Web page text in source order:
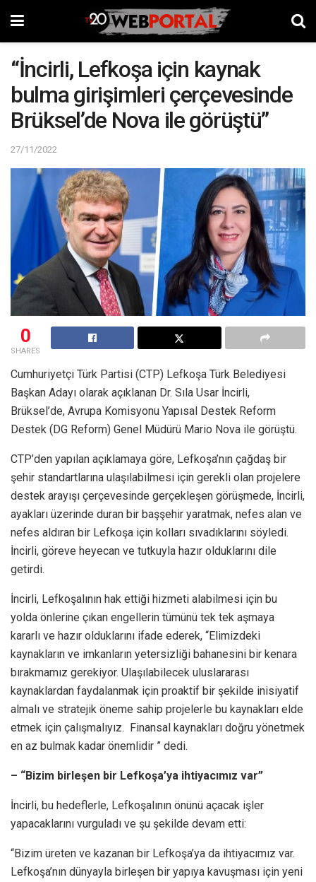
“İncirli, Lefkoşa için kaynak
bulma girişimleri çerçevesinde
Brüksel’de Nova ile görüştü”
27/11/2022
0
SHARES
Cumhuriyetçi Türk Partisi (CTP) Lefkoşa Türk Belediyesi
Başkan Adayı olarak açıklanan Dr. Sıla Usar İncirli,
Brüksel’de, Avrupa Komisyonu Yapısal Destek Reform
Destek (DG Reform) Genel Müdürü Mario Nova ile görüştü.
CTP’den yapılan açıklamaya göre, Lefkoşa’nın çağdaş bir
şehir standartlarına ulaşılabilmesi için gerekli olan projelere
destek arayışı çerçevesinde gerçekleşen görüşmede, İncirli,
ayakları üzerinde duran bir başşehir yaratmak, nefes alan ve
nefes aldıran bir Lefkoşa için kolları sıvadıklarını söyledi.
İncirli, göreve heyecan ve tutkuyla hazır olduklarını dile
getirdi.
İncirli, Lefkoşalının hak ettiği hizmeti alabilmesi için bu
yolda önlerine çıkan engellerin tümünü tek tek aşmaya
kararlı ve hazır olduklarını ifade ederek, “Elimizdeki
kaynakların ve imkanların yetersizliği bahanesini bir kenara
bırakmamız gerekiyor. Ulaşılabilecek uluslararası
kaynaklardan faydalanmak için proaktif bir şekilde inisiyatif
almalı ve stratejik öneme sahip projelerle bu kaynakları elde
etmek için çalışmalıyız. Finansal kaynakları doğru yönetmek
en az bulmak kadar önemlidir ” dedi.
– “Bizim birleşen bir Lefkoşa’ya ihtiyacımız var”
İncirli, bu hedeflerle, Lefkoşalının önünü açacak işler
yapacaklarını vurguladı ve şu şekilde devam etti:
“Bizim üreten ve kazanan bir Lefkoşa’ya da ihtiyacımız var.
Lefkoşa’nın dünyayla birleşen bir yapıya kavuşması için yeni